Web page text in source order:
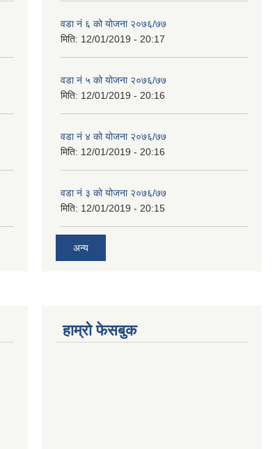
वडा नं ६ को योजना २०७६/७७
मिति: 12/01/2019 - 20:17
वडा नं ५ को योजना २०७६/७७
मिति: 12/01/2019 - 20:16
वडा नं ४ को योजना २०७६/७७
मिति: 12/01/2019 - 20:16
वडा नं ३ को योजना २०७६/७७
मिति: 12/01/2019 - 20:15
अन्य
हाम्रो फेसबुक